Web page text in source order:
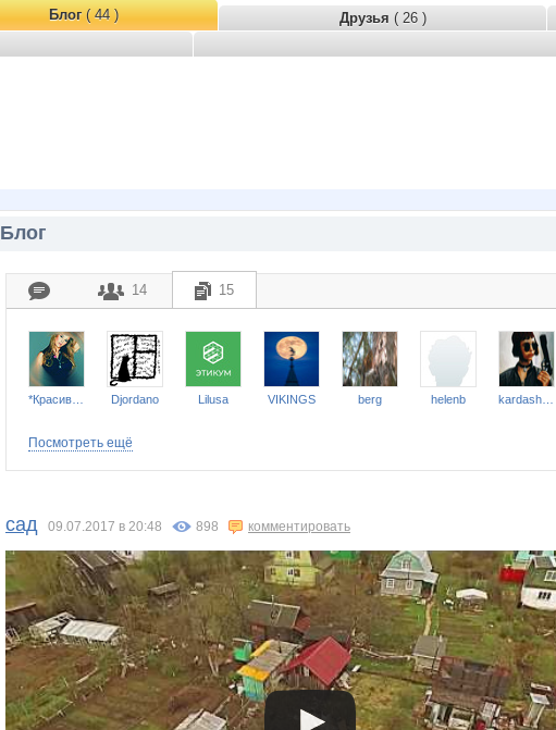
Блог( 44 ) Друзья ( 26 )
Блог
14 15
Djordano Lilusa VIKINGS berg helenb
Посмотреть ещё
сад 09.07.2017 в 20:48 898 комментировать